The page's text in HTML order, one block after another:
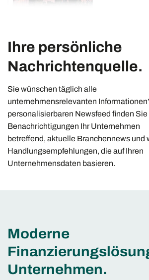
Ihre persönliche
Nachrichtenquelle.
Sie wünschen täglich alle
unternehmensrelevanten
personalisierbaren Newsfeed finden Sie
Benachrichtigungen Ihr Unternehmen
betreffend, aktuelle Branchennews und
Handlungsempfehlungen, die auf Ihren
Unternehmensdaten basieren.
Moderne
Unternehmen.